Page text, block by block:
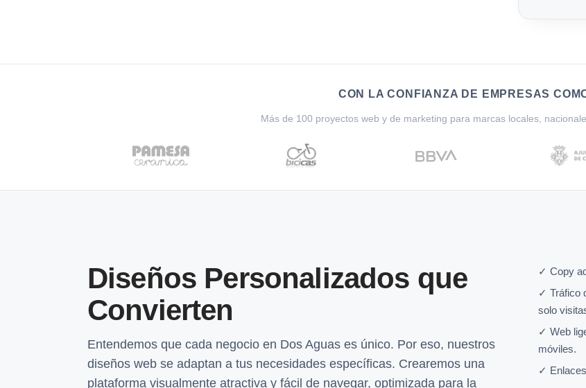
CON LA CONFIANZA DE EMPRESAS
Más de 100 proyectos web y de marketing para marcas locales,
Diseños Personalizados que
Convierten
Entendemos que cada negocio en Dos Aguas es único. Por eso, nuestros
diseños web se adaptan a tus necesidades específicas. Crearemos una
plataforma visualmente atractiva y fácil de navegar, optimizada para la
✓ Copy
✓ Tráfico
solo
✓ Web
móviles.
✓